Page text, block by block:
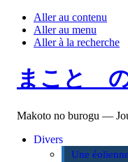
Aller au contenu
Aller au menu
Aller à la recherche
まこと
Makoto no burogu —
Divers
Une